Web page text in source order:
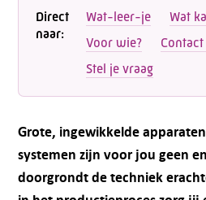
Direct
naar:
Wat-leer-je
Wat
Voor wie?
Stel je vraag
Grote, ingewikkelde
systemen zijn voor jou geen
doorgrondt de techniek